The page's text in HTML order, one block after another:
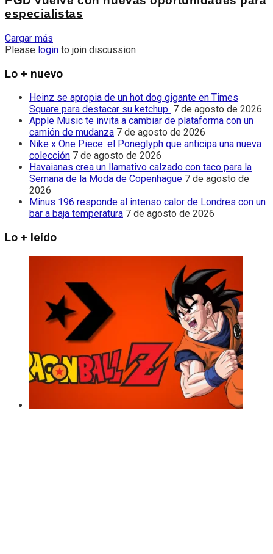
especialistas
Cargar más
Please login to join discussion
Lo + nuevo
Heinz se apropia de un hot dog gigante en Times
Square para destacar su ketchup 7 de agosto de 2026
Apple Music te invita a cambiar de plataforma con un
camión de mudanza 7 de agosto de 2026
Nike x One Piece: el Poneglyph que anticipa una nueva
colección 7 de agosto de 2026
Havaianas crea un llamativo calzado con taco para la
Semana de la Moda de Copenhague 7 de agosto de
2026
Minus 196 responde al intenso calor de Londres con un
bar a baja temperatura 7 de agosto de 2026
Lo + leído